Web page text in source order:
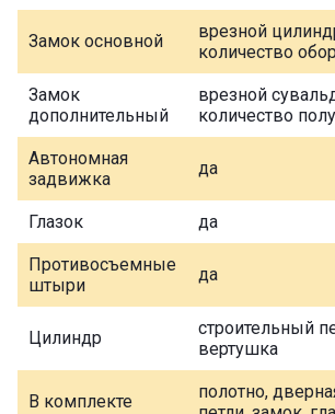
Замок основной
врезной
количество
Замок
дополнительный
врезной
количество
Автономная
задвижка
да
Глазок да
Противосъемные
штыри
да
Цилиндр
строительный
вертушка
В комплекте
полотно,